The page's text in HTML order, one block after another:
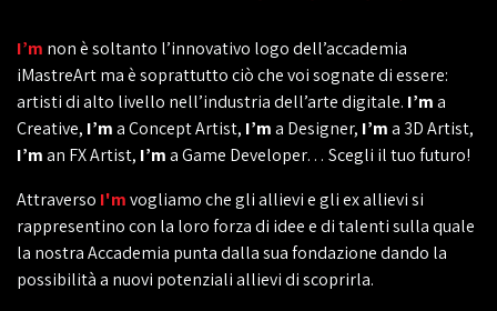
I’m non è soltanto l’innovativo logo dell’accademia
iMastreArt ma è soprattutto ciò che voi sognate di essere:
artisti di alto livello nell’industria dell’arte digitale. I’ma
Creative, I’ma Concept Artist, I’ma Designer, I’ma 3D Artist,
I’man FX Artist, I’ma Game Developer… Scegli il tuo futuro!
Attraverso I'mvogliamo che gli allievi e gli ex allievi si
rappresentino con la loro forza di idee e di talenti sulla quale
la nostra Accademia punta dalla sua fondazione dando la
possibilità a nuovi potenziali allievi di scoprirla.